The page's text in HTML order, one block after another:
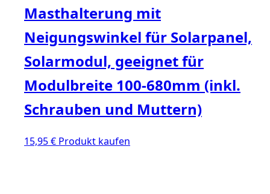
Masthalterung mit
Neigungswinkel für Solarpanel,
Solarmodul, geeignet für
Modulbreite 100-680mm (inkl.
Schrauben und Muttern)
15,95€ Produkt kaufen